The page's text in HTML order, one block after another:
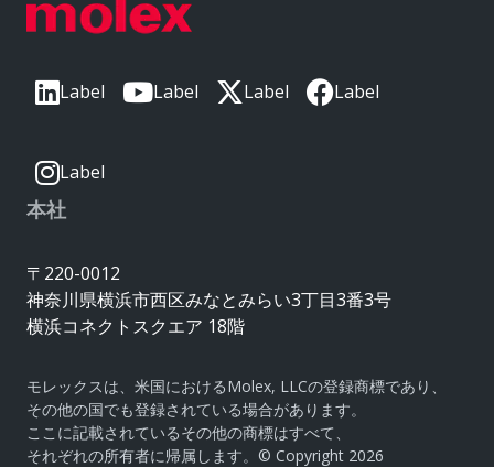
Label Label Label Label
Label
本社
〒220-0012
神奈川県横浜市西区みなとみらい3丁目3番3号
横浜コネクトスクエア 18階
モレックスは、米国におけるMolex, LLCの登録商標であり、
その他の国でも登録されている場合があります。
ここに記載されているその他の商標はすべて、
それぞれの所有者に帰属します。© Copyright 2026